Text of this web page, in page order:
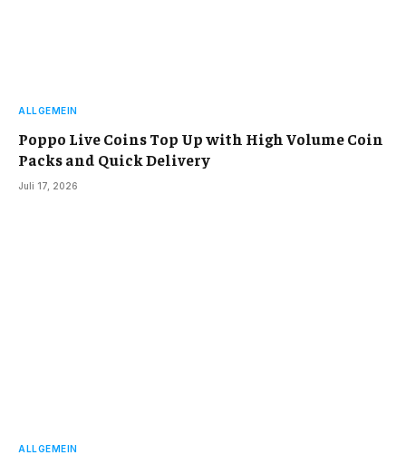
ALLGEMEIN
Poppo Live Coins Top Up with High Volume Coin
Packs and Quick Delivery
Juli 17, 2026
ALLGEMEIN